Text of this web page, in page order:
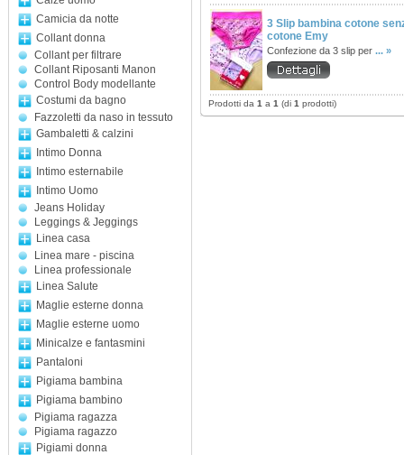
Camicia da notte
Collant donna
Collant per filtrare
Collant Riposanti Manon
Control Body modellante
Costumi da bagno
Fazzoletti da naso in tessuto
Gambaletti & calzini
Intimo Donna
Intimo esternabile
Intimo Uomo
Jeans Holiday
Leggings & Jeggings
Linea casa
Linea mare - piscina
Linea professionale
Linea Salute
Maglie esterne donna
Maglie esterne uomo
Minicalze e fantasmini
Pantaloni
Pigiama bambina
Pigiama bambino
Pigiama ragazza
Pigiama ragazzo
Pigiami donna
3 Slip bambina cotone
cotone Emy
Confezione da 3 slip per ... »
Prodotti da 1 a 1 (di 1 prodotti)